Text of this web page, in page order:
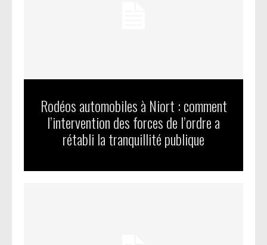
Rodéos automobiles à Niort : comment
l’intervention des forces de l’ordre a
rétabli la tranquillité publique